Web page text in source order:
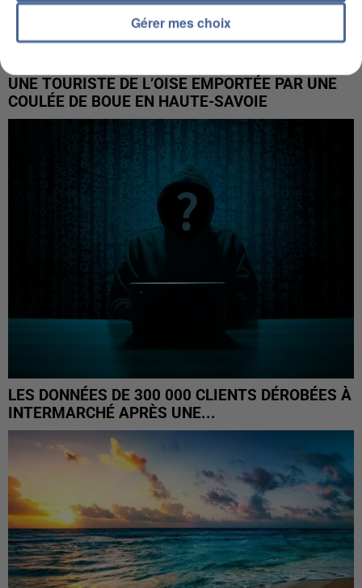
UNE TOURISTE DE L’OISE EMPORTÉE PAR UNE
COULÉE DE BOUE EN HAUTE-SAVOIE
LES DONNÉES DE 300 000 CLIENTS DÉROBÉES À
INTERMARCHÉ APRÈS UNE...
Gérer mes choix